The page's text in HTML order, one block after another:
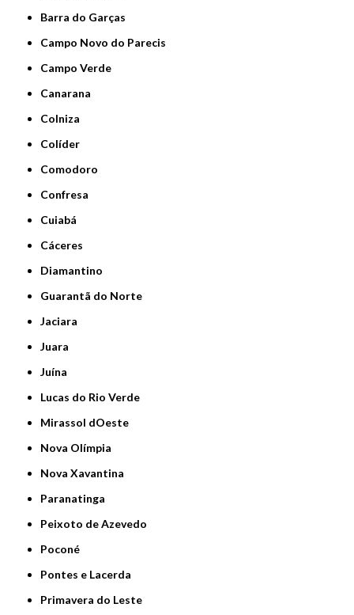
Barra do Garças
Campo Novo do Parecis
Campo Verde
Canarana
Colniza
Colíder
Comodoro
Confresa
Cuiabá
Cáceres
Diamantino
Guarantã do Norte
Jaciara
Juara
Juína
Lucas do Rio Verde
Mirassol dOeste
Nova Olímpia
Nova Xavantina
Paranatinga
Peixoto de Azevedo
Poconé
Pontes e Lacerda
Primavera do Leste